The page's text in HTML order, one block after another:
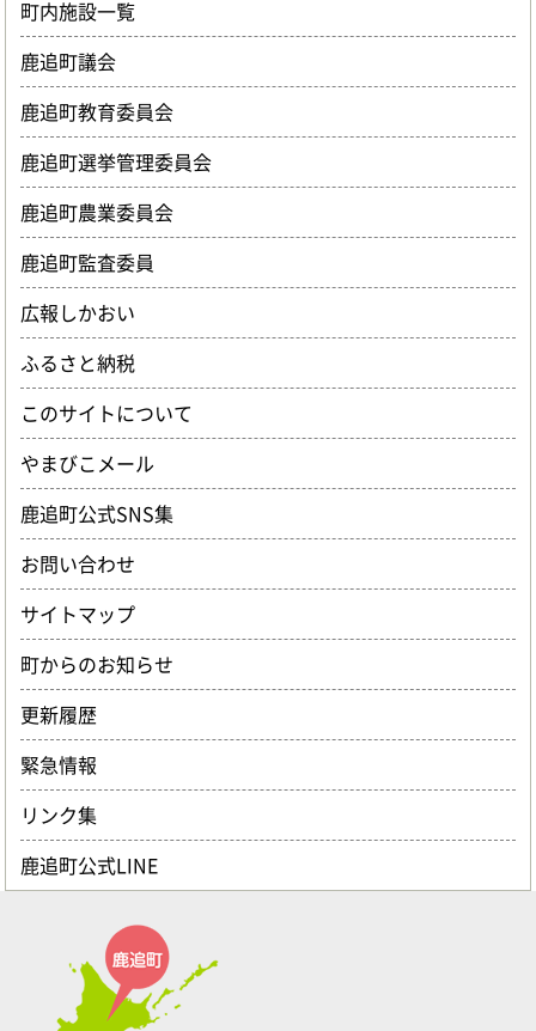
町内施設一覧
鹿追町議会
鹿追町教育委員会
鹿追町選挙管理委員会
鹿追町農業委員会
鹿追町監査委員
広報しかおい
ふるさと納税
このサイトについて
やまびこメール
鹿追町公式SNS集
お問い合わせ
サイトマップ
町からのお知らせ
更新履歴
緊急情報
リンク集
鹿追町公式LINE